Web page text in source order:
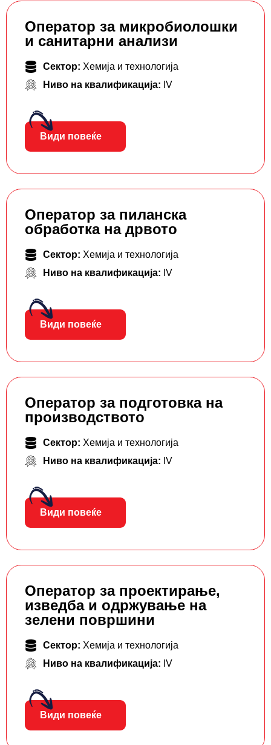
Оператор за микробиолошки
и санитарни анализи
Сектор: Хемија и технологија
Ниво на квалификација: IV
Види повеќе
Оператор за пиланска
обработка на дрвото
Сектор: Хемија и технологија
Ниво на квалификација: IV
Види повеќе
Оператор за подготовка на
производството
Сектор: Хемија и технологија
Ниво на квалификација: IV
Види повеќе
Оператор за проектирање,
изведба и одржување на
зелени површини
Сектор: Хемија и технологија
Ниво на квалификација: IV
Види повеќе